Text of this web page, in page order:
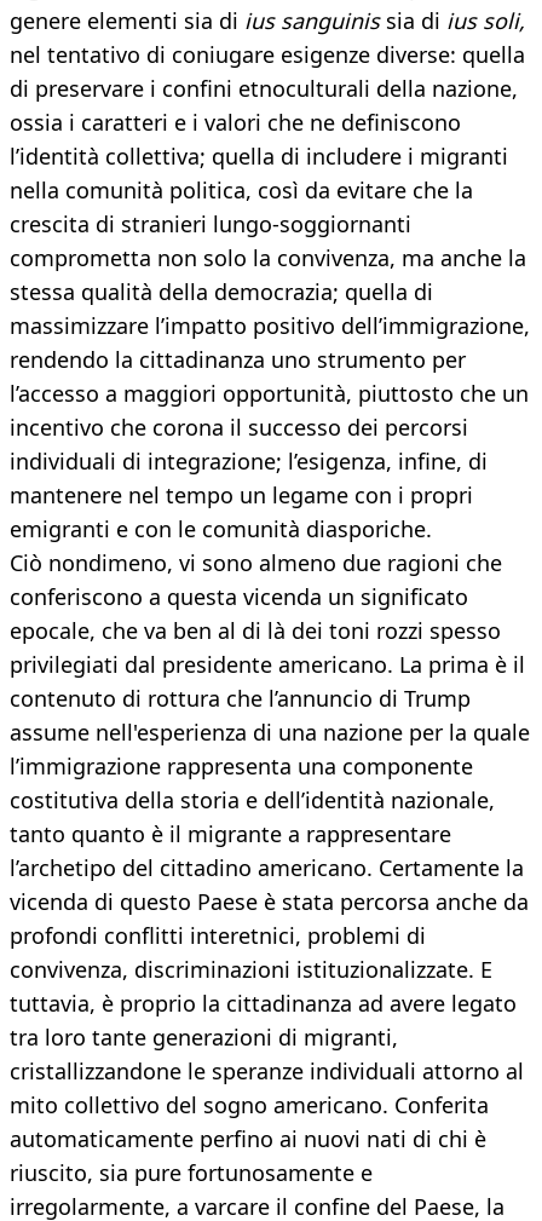
genere elementi sia di ius sanguinissia di ius soli,
nel tentativo di coniugare esigenze diverse: quella
di preservare i confini etnoculturali della nazione,
ossia i caratteri e i valori che ne definiscono
l’identità collettiva; quella di includere i migranti
nella comunità politica, così da evitare che la
crescita di stranieri lungo-soggiornanti
comprometta non solo la convivenza, ma anche la
stessa qualità della democrazia; quella di
massimizzare l’impatto positivo dell’immigrazione,
rendendo la cittadinanza uno strumento per
l’accesso a maggiori opportunità, piuttosto che un
incentivo che corona il successo dei percorsi
individuali di integrazione; l’esigenza, infine, di
mantenere nel tempo un legame con i propri
emigranti e con le comunità diasporiche.
Ciò nondimeno, vi sono almeno due ragioni che
conferiscono a questa vicenda un significato
epocale, che va ben al di là dei toni rozzi spesso
privilegiati dal presidente americano. La prima è il
contenuto di rottura che l’annuncio di Trump
assume nell'esperienza di una nazione per la quale
l’immigrazione rappresenta una componente
costitutiva della storia e dell’identità nazionale,
tanto quanto è il migrante a rappresentare
l’archetipo del cittadino americano. Certamente la
vicenda di questo Paese è stata percorsa anche da
profondi conflitti interetnici, problemi di
convivenza, discriminazioni istituzionalizzate. E
tuttavia, è proprio la cittadinanza ad avere legato
tra loro tante generazioni di migranti,
cristallizzandone le speranze individuali attorno al
mito collettivo del sogno americano. Conferita
automaticamente perfino ai nuovi nati di chi è
riuscito, sia pure fortunosamente e
irregolarmente, a varcare il confine del Paese, la